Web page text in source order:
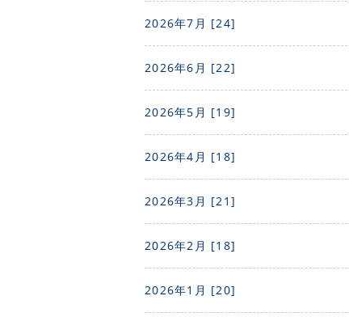
2026年7月 [24]
2026年6月 [22]
2026年5月 [19]
2026年4月 [18]
2026年3月 [21]
2026年2月 [18]
2026年1月 [20]